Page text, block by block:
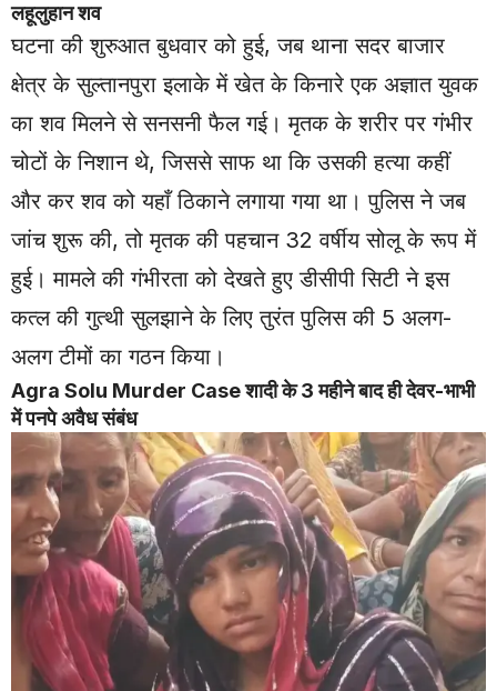
लहूलुहान शव
घटना की शुरुआत बुधवार को हुई, जब थाना सदर बाजार
क्षेत्र के सुल्तानपुरा इलाके में खेत के किनारे एक अज्ञात युवक
का शव मिलने से सनसनी फैल गई। मृतक के शरीर पर गंभीर
चोटों के निशान थे, जिससे साफ था कि उसकी हत्या कहीं
और कर शव को यहाँ ठिकाने लगाया गया था। पुलिस ने जब
जांच शुरू की, तो मृतक की पहचान 32 वर्षीय सोलू के रूप में
हुई। मामले की गंभीरता को देखते हुए डीसीपी सिटी ने इस
कत्ल की गुत्थी सुलझाने के लिए तुरंत पुलिस की 5 अलग-
अलग टीमों का गठन किया।
Agra Solu Murder Case शादी के 3 महीने बाद ही देवर-भाभी
में पनपे अवैध संबंध